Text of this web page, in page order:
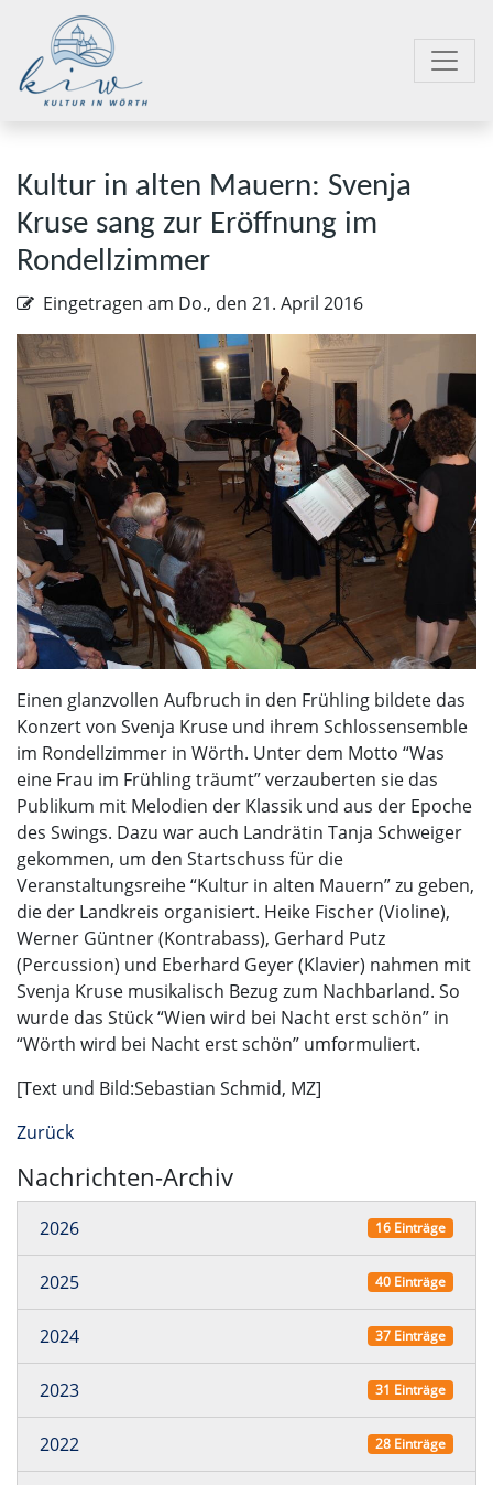
Kultur in alten Mauern: Svenja
Kruse sang zur Eröffnung im
Rondellzimmer
Eingetragen am Do., den 21. April 2016
Einen glanzvollen Aufbruch in den Frühling bildete das
Konzert von Svenja Kruse und ihrem Schlossensemble
im Rondellzimmer in Wörth. Unter dem Motto “Was
eine Frau im Frühling träumt” verzauberten sie das
Publikum mit Melodien der Klassik und aus der Epoche
des Swings. Dazu war auch Landrätin Tanja Schweiger
gekommen, um den Startschuss für die
Veranstaltungsreihe “Kultur in alten Mauern” zu geben,
die der Landkreis organisiert. Heike Fischer (Violine),
Werner Güntner (Kontrabass), Gerhard Putz
(Percussion) und Eberhard Geyer (Klavier) nahmen mit
Svenja Kruse musikalisch Bezug zum Nachbarland. So
wurde das Stück “Wien wird bei Nacht erst schön” in
“Wörth wird bei Nacht erst schön” umformuliert.
[Text und Bild:Sebastian Schmid, MZ]
Zurück
Nachrichten-Archiv
2026 16 Einträge
2025 40 Einträge
2024 37 Einträge
2023 31 Einträge
2022 28 Einträge